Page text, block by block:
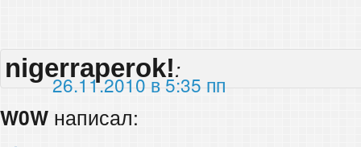
nigerraperok!:
26.11.2010 в 5:35 пп
W0W написал: